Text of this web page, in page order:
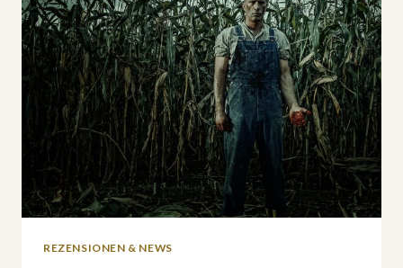
REZENSIONEN & NEWS